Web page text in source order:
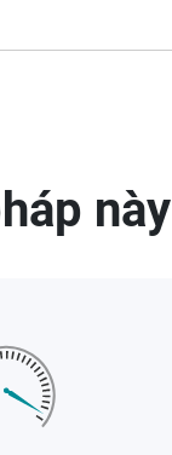
này